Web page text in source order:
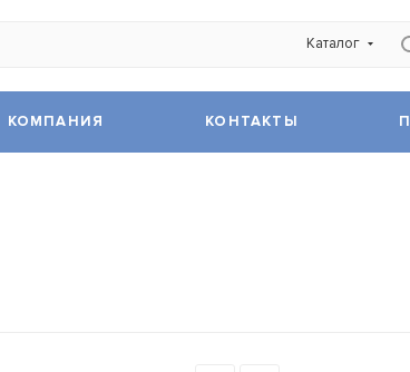
Каталог
КОМПАНИЯ КОНТАКТЫ